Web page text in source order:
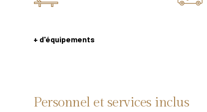
+ d'équipements
Personnel et services inclus